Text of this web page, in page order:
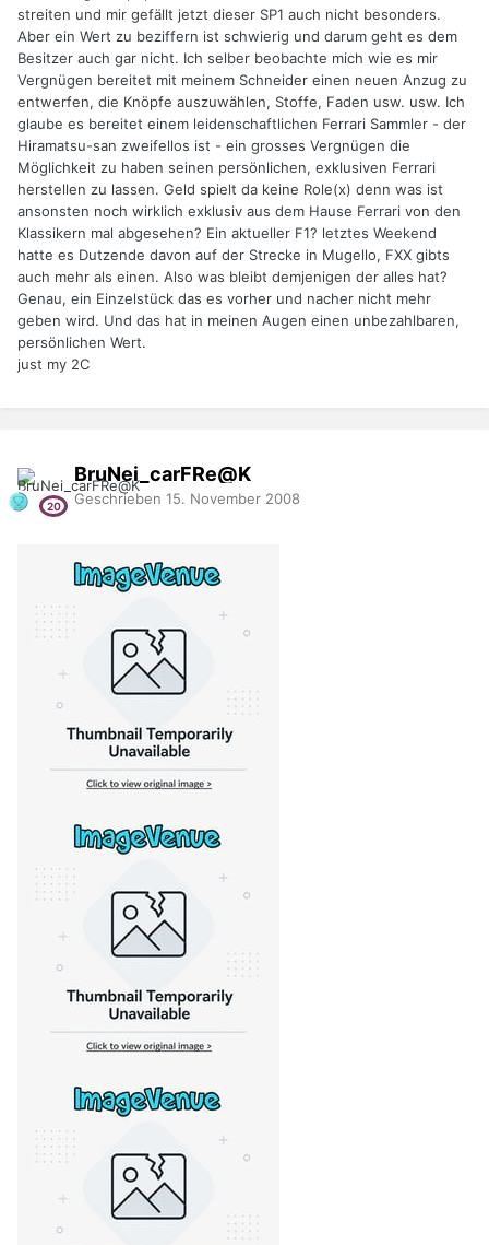
streiten und mir gefällt jetzt dieser SP1 auch nicht besonders.
Aber ein Wert zu beziffern ist schwierig und darum geht es dem
Besitzer auch gar nicht. Ich selber beobachte mich wie es mir
Vergnügen bereitet mit meinem Schneider einen neuen Anzug zu
entwerfen, die Knöpfe auszuwählen, Stoffe, Faden usw. usw. Ich
glaube es bereitet einem leidenschaftlichen Ferrari Sammler - der
Hiramatsu-san zweifellos ist - ein grosses Vergnügen die
Möglichkeit zu haben seinen persönlichen, exklusiven Ferrari
herstellen zu lassen. Geld spielt da keine Role(x) denn was ist
ansonsten noch wirklich exklusiv aus dem Hause Ferrari von den
Klassikern mal abgesehen? Ein aktueller F1? letztes Weekend
hatte es Dutzende davon auf der Strecke in Mugello, FXX gibts
auch mehr als einen. Also was bleibt demjenigen der alles hat?
Genau, ein Einzelstück das es vorher und nacher nicht mehr
geben wird. Und das hat in meinen Augen einen unbezahlbaren,
persönlichen Wert.
just my 2C
BruNei_carFRe@K
Geschrieben 15. November 2008